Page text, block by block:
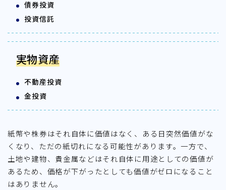
債券投資
投資信託
実物資産
不動産投資
金投資
紙幣や株券はそれ自体に価値はなく、ある日突然価値がな
くなり、ただの紙切れになる可能性があります。一方で、
土地や建物、貴金属などはそれ自体に用途としての価値が
あるため、価格が下がったとしても価値がゼロになること
はありません。